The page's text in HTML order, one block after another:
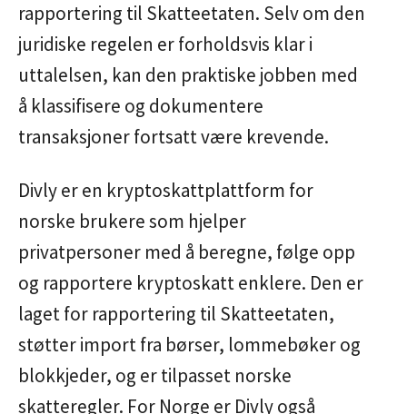
rapportering til Skatteetaten. Selv om den
juridiske regelen er forholdsvis klar i
uttalelsen, kan den praktiske jobben med
å klassifisere og dokumentere
transaksjoner fortsatt være krevende.
Divly er en kryptoskattplattform for
norske brukere som hjelper
privatpersoner med å beregne, følge opp
og rapportere kryptoskatt enklere. Den er
laget for rapportering til Skatteetaten,
støtter import fra børser, lommebøker og
blokkjeder, og er tilpasset norske
skatteregler. For Norge er Divly også